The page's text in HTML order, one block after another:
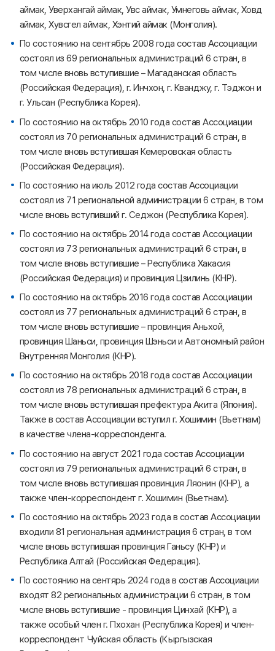
аймак, Уверхангай аймак, Увс аймак, Умнеговь аймак, Ховд
аймак, Хувсгел аймак, Хэнтий аймак (Монголия).
По состоянию на сентябрь 2008 года состав Ассоциации
состоял из 69 региональных администраций 6 стран, в
том числе вновь вступившие – Магаданская область
(Российская Федерация), г. Инчхон, г. Кванджу, г. Тэджон и
г. Ульсан (Республика Корея).
По состоянию на октябрь 2010 года состав Ассоциации
состоял из 70 региональных администраций 6 стран, в
том числе вновь вступившая Кемеровская область
(Российская Федерация).
По состоянию на июль 2012 года состав Ассоциации
состоял из 71 региональной администрации 6 стран, в том
числе вновь вступивший г. Седжон (Республика Корея).
По состоянию на октябрь 2014 года состав Ассоциации
состоял из 73 региональных администраций 6 стран, в
том числе вновь вступившие – Республика Хакасия
(Российская Федерация) и провинция Цзилинь (КНР).
По состоянию на октябрь 2016 года состав Ассоциации
состоял из 77 региональных администраций 6 стран, в
том числе вновь вступившие – провинция Аньхой,
провинция Шаньси, провинция Шэньси и Автономный район
Внутренняя Монголия (КНР).
По состоянию на октябрь 2018 года состав Ассоциации
состоял из 78 региональных администраций 6 стран, в
том числе вновь вступившая префектура Акита (Япония).
Также в состав Ассоциации вступил г. Хошимин (Вьетнам)
в качестве члена-корреспондента.
По состоянию на август 2021 года состав Ассоциации
состоял из 79 региональных администраций 6 стран, в
том числе вновь вступившая провинция Ляонин (КНР), а
также член-корреспондент г. Хошимин (Вьетнам).
По состоянию на октябрь 2023 года в состав Ассоциации
входили 81 региональная администрация 6 стран, в том
числе вновь вступившая провинция Ганьсу (КНР) и
Республика Алтай (Российская Федерация).
По состоянию на сентярь 2024 года в состав Ассоциации
входят 82 региональных администрации 6 стран, в том
числе вновь вступившие - провинция Цинхай (КНР), а
также особый член г. Пхохан (Республика Корея) и член-
корреспондент Чуйская область (Кыргызская